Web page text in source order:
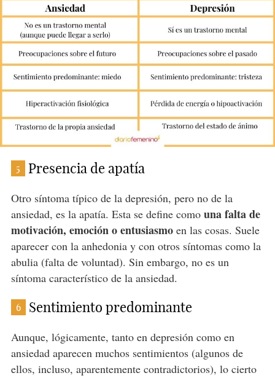
5 Presencia de apatía
Otro síntoma típico de la depresión, pero no de la
ansiedad, es la apatía. Esta se define como una falta de
motivación, emoción o entusiasmoen las cosas. Suele
aparecer con la anhedonia y con otros síntomas como la
abulia (falta de voluntad). Sin embargo, no es un
síntoma característico de la ansiedad.
6 Sentimiento predominante
Aunque, lógicamente, tanto en depresión como en
ansiedad aparecen muchos sentimientos (algunos de
ellos, incluso, aparentemente contradictorios), lo cierto